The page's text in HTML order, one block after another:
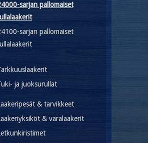
sarjan pallomaiset
sarjan pallomaiset
ja juoksurullat
& tarvikkeet
& varalaakerit